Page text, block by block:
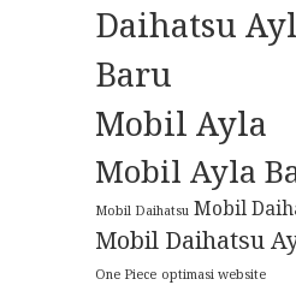
Daihatsu
Baru
Mobil Ayla
Mobil Ayla
Mobil Daihatsu Mobil
Mobil Daihatsu
One Piece optimasi website